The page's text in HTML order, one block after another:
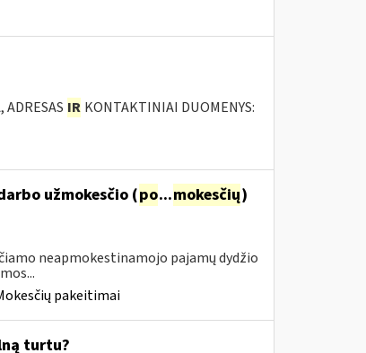
IR KONTAKTINIAI DUOMENYS:
užmokesčio (po...mokesčių)
neapmokestinamojo pajamų dydžio
pakeitimai
turtu?